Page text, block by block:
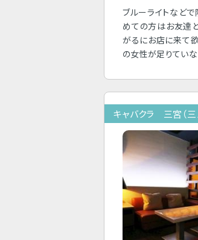
ブルーライトなど
めての方はお友達
がるにお店に来て
の女性が足りていな
キャバクラ 三宮（三